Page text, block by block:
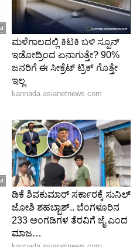
ಭೂತಕೋಲ, ಟ್ರೆಕ್ಕಿಂಗ್​ ಸೌಲಭ್ಯ
ಸಿಡಿದು ಇಂಥ ಘಟನೆಗೆ
ಹೇಳಿದ್ದಾರೆ.